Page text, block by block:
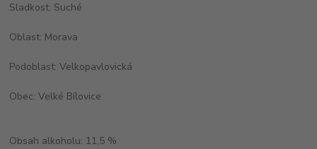
Sladkost: Suché
Oblast: Morava
Podoblast: Velkopavlovická
Obec: Velké Bílovice
Obsah alkoholu: 11,5 %